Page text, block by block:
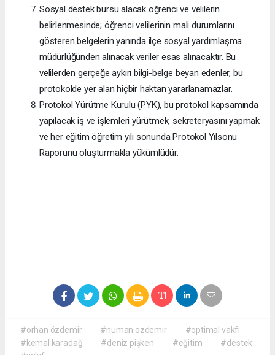
Sosyal destek bursu alacak öğrenci ve velilerin
belirlenmesinde; öğrenci velilerinin mali durumlarını
gösteren belgelerin yanında ilçe sosyal yardımlaşma
müdürlüğünden alınacak veriler esas alınacaktır. Bu
velilerden gerçeğe aykırı bilgi-belge beyan edenler, bu
protokolde yer alan hiçbir haktan yararlanamazlar.
Protokol Yürütme Kurulu (PYK), bu protokol kapsamında
yapılacak iş ve işlemleri yürütmek, sekreteryasını yapmak
ve her eğitim öğretim yılı sonunda Protokol Yılsonu
Raporunu oluşturmakla yükümlüdür.
#orhan özdemir #numan ozdemir
#optimal vakfı
#kemal karadağ
#deniz pişken #eğitim
#destek